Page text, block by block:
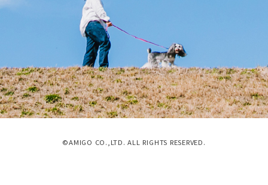
©AMIGO CO.,LTD. ALL RIGHTS RESERVED.